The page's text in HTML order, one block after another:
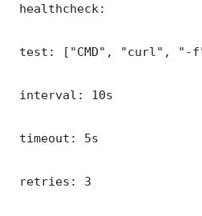
healthcheck:
test: ["CMD", "curl", "-
interval: 10s
timeout: 5s
retries: 3